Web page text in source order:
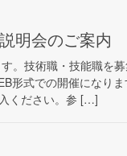
明会のご案内
。技術職・技能職を
形式での開催になり
ください。参 […]